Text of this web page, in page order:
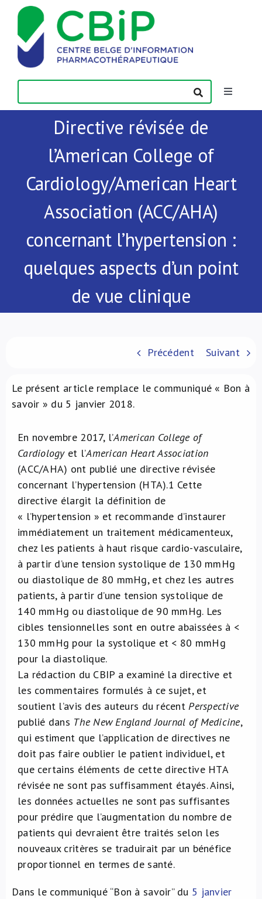
Passer
contenu
Toggle
Actualités
Publications
Contact
À propos de nous
NL
Directive révisée de
l’American College of
Cardiology/American Heart
Association (ACC/AHA)
concernant l’hypertension :
quelques aspects d’un point
de vue clinique
Précédent Suivant
Le présent article remplace le communiqué « Bon à
savoir » du 5 janvier 2018.
En novembre 2017, l’American College of
Cardiologyet l’American Heart Association
(ACC/AHA) ont publié une directive révisée
concernant l’hypertension (HTA).1 Cette
directive élargit la définition de
« l’hypertension » et recommande d’instaurer
immédiatement un traitement médicamenteux,
chez les patients à haut risque cardio-vasculaire,
à partir d’une tension systolique de 130 mmHg
ou diastolique de 80 mmHg, et chez les autres
patients, à partir d’une tension systolique de
140 mmHg ou diastolique de 90 mmHg. Les
cibles tensionnelles sont en outre abaissées à <
130 mmHg pour la systolique et < 80 mmHg
pour la diastolique.
La rédaction du CBIP a examiné la directive et
les commentaires formulés à ce sujet, et
soutient l’avis des auteurs du récentPerspective
publié dans The New England Journal of Medicine,
qui estiment que l’application de directives ne
doit pas faire oublier le patient individuel, et
que certains éléments de cette directive HTA
révisée ne sont pas suffisamment étayés. Ainsi,
les données actuelles ne sont pas suffisantes
pour prédire que l’augmentation du nombre de
patients qui devraient être traités selon les
nouveaux critères se traduirait par un bénéfice
proportionnel en termes de santé.
Dans le communiqué “Bon à savoir” du 5 janvier